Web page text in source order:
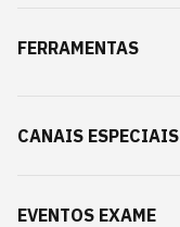
FERRAMENTAS
CANAIS ESPECIAIS
EVENTOS EXAME